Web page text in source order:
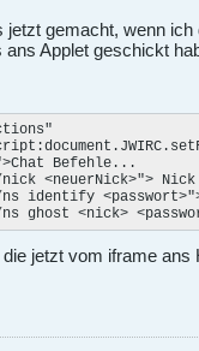
jetzt gemacht, wenn ich
ans Applet geschickt
Befehle...
<neuerNick>"> Nick
identify
ghost <nick>
jetzt vom iframe ans